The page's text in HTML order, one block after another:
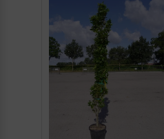
Säulenhafter Wuchs
Im Gegensatz zum
der im
Hausgarten und
In seiner Heimat an
Das ursprüngliche